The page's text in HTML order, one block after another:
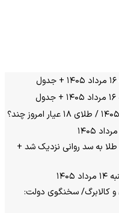
طلا امروز ۱۵ مردادماه ۱۴۰۵/ طلا به سد روانی نزدیک شد +
و کالابرگ/ سخنگوی دولت: